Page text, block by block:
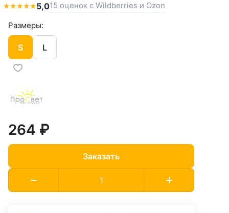
★★★★★5,015 оценок с Wildberries и Ozon
Размеры:
S L
264 ₽
Заказать